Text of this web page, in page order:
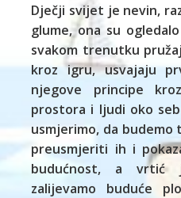
Dječji svijet je nevin,
glume, ona su
svakom trenutku
kroz igru, usvajaju
njegove principe
prostora i ljudi oko
usmjerimo, da budemo
preusmjeriti ih i
budućnost, a
zalijevamo buduće